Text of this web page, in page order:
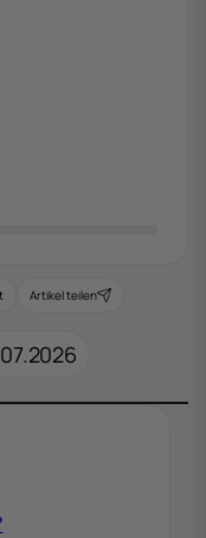
Artikel teilen